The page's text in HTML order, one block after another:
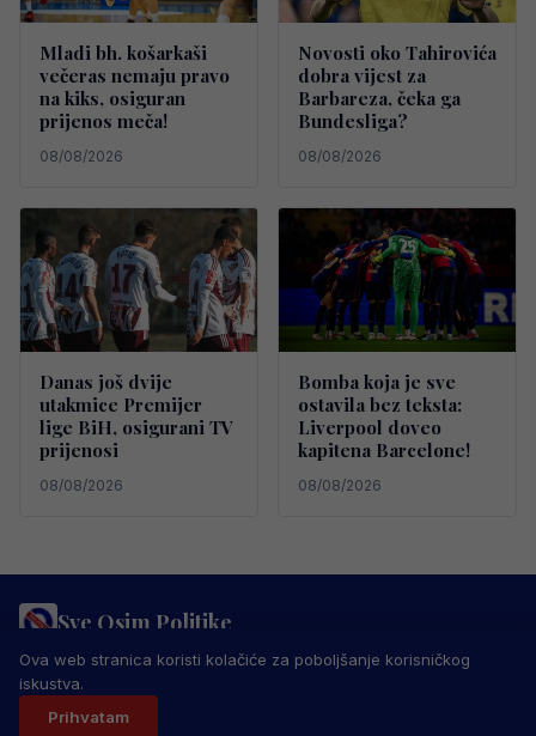
Mladi bh. košarkaši
večeras nemaju pravo
na kiks, osiguran
prijenos meča!
08/08/2026
Novosti oko Tahirovića
dobra vijest za
Barbareza, čeka ga
Bundesliga?
08/08/2026
Danas još dvije
utakmice Premijer
lige BiH, osigurani TV
prijenosi
08/08/2026
Bomba koja je sve
ostavila bez teksta:
Liverpool doveo
kapitena Barcelone!
08/08/2026
Sve Osim Politike
PRAVILA PRIVATNOSTI MARKETING
USLOVI KORIŠTENJA
IMPRESSUM
© 2026 Sve Osim Politike. Sva prava zadržana.
Ova web stranica koristi kolačiće za poboljšanje korisničkog
iskustva.
Prihvatam